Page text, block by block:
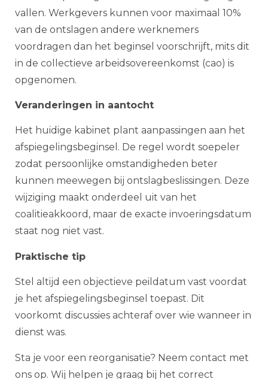
vallen. Werkgevers kunnen voor maximaal 10%
van de ontslagen andere werknemers
voordragen dan het beginsel voorschrijft, mits dit
in de collectieve arbeidsovereenkomst (cao) is
opgenomen.
Veranderingen in aantocht
Het huidige kabinet plant aanpassingen aan het
afspiegelingsbeginsel. De regel wordt soepeler
zodat persoonlijke omstandigheden beter
kunnen meewegen bij ontslagbeslissingen. Deze
wijziging maakt onderdeel uit van het
coalitieakkoord, maar de exacte invoeringsdatum
staat nog niet vast.
Praktische tip
Stel altijd een objectieve peildatum vast voordat
je het afspiegelingsbeginsel toepast. Dit
voorkomt discussies achteraf over wie wanneer in
dienst was.
Sta je voor een reorganisatie? Neem contact met
ons op. Wij helpen je graag bij het correct